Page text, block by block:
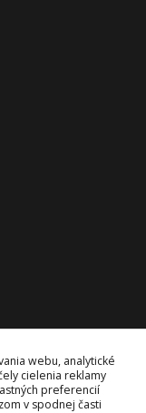
webu, analytické
cielenia reklamy
preferencií
v spodnej časti